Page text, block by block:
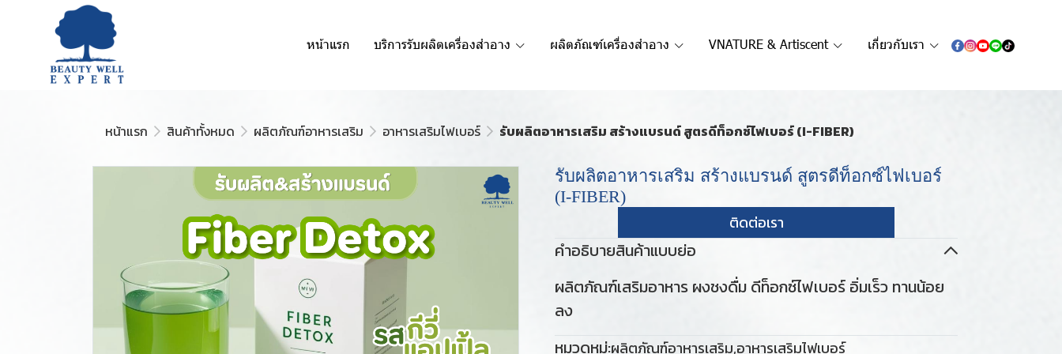
หน้าแรก บริการรับผลิตเครื่องสำอาง ผลิตภัณฑ์เครื่องสำอาง VNATURE & Artiscent เกี่ยวกับเรา
หน้าแรก สินค้าทั้งหมด ผลิตภัณฑ์อาหารเสริม อาหารเสริมไฟเบอร์ รับผลิตอาหารเสริม สร้างแบรนด์ สูตรดีท็อกซ์ไฟเบอร์ (I-FIBER)
รับผลิตอาหารเสริม สร้างแบรนด์ สูตรดีท็อกซ์ไฟเบอร์
(I-FIBER)
ติดต่อเรา
คำอธิบายสินค้าแบบย่อ
ผลิตภัณฑ์เสริมอาหาร ผงชงดื่ม ดีท็อกซ์ไฟเบอร์ อิ่มเร็ว ทานน้อย
ลง
หมวดหมู่:ผลิตภัณฑ์อาหารเสริม,อาหารเสริมไฟเบอร์